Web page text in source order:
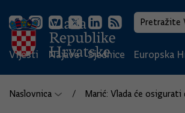
Vijesti Najave Sjednice Europska
Naslovnica Marić: Vlada će